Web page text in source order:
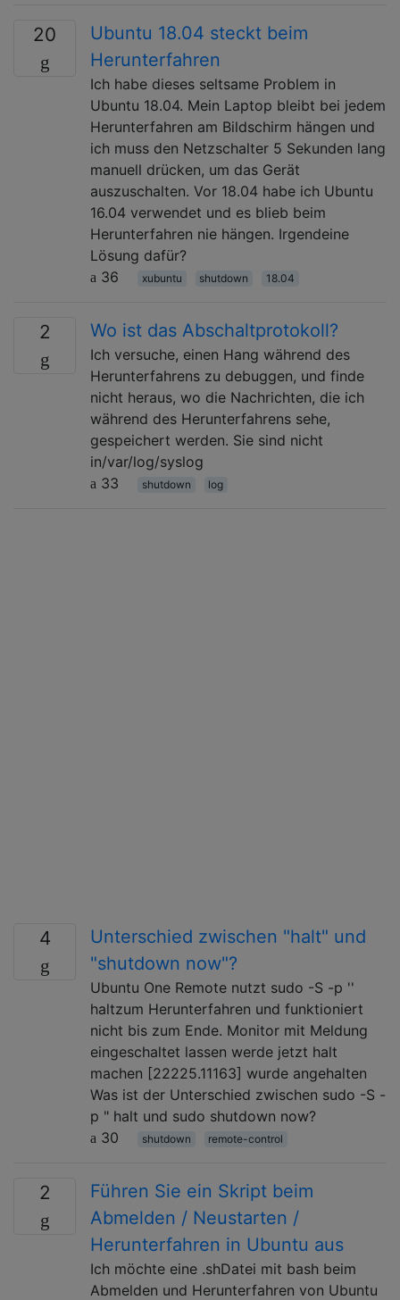
20
Ubuntu 18.04 steckt beim
Herunterfahren
Ich habe dieses seltsame Problem in
Ubuntu 18.04. Mein Laptop bleibt bei jedem
Herunterfahren am Bildschirm hängen und
ich muss den Netzschalter 5 Sekunden lang
manuell drücken, um das Gerät
auszuschalten. Vor 18.04 habe ich Ubuntu
16.04 verwendet und es blieb beim
Herunterfahren nie hängen. Irgendeine
Lösung dafür?
36
xubuntu shutdown 18.04
2 Wo ist das Abschaltprotokoll?
Ich versuche, einen Hang während des
Herunterfahrens zu debuggen, und finde
nicht heraus, wo die Nachrichten, die ich
während des Herunterfahrens sehe,
gespeichert werden. Sie sind nicht
in/var/log/syslog
33
shutdown log
4
Unterschied zwischen "halt" und
"shutdown now"?
Ubuntu One Remote nutzt sudo -S -p ''
haltzum Herunterfahren und funktioniert
nicht bis zum Ende. Monitor mit Meldung
eingeschaltet lassen werde jetzt halt
machen [22225.11163] wurde angehalten
Was ist der Unterschied zwischen sudo -S -
p " halt und sudo shutdown now?
30
shutdown remote-control
2
Führen Sie ein Skript beim
Abmelden / Neustarten /
Herunterfahren in Ubuntu aus
Ich möchte eine .shDatei mit bash beim
Abmelden und Herunterfahren von Ubuntu